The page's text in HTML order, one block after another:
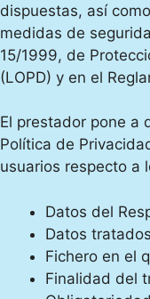
dispuestas, así
medidas de
15/1999, de
(LOPD) y en el
El prestador pone a
Política de
usuarios respecto a
Datos del
Datos
Fichero en el
Finalidad del